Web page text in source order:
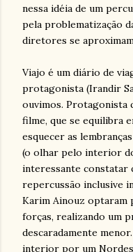
nessa idéia de um
pela problematização
diretores se
Viajo é um diário de
protagonista (Irandir
ouvimos. Protagonista
filme, que se equilibra
esquecer as
(o olhar pelo interior
interessante constatar
repercussão inclusive
Karim Ainouz optaram
forças, realizando um
descaradamente
interior por um